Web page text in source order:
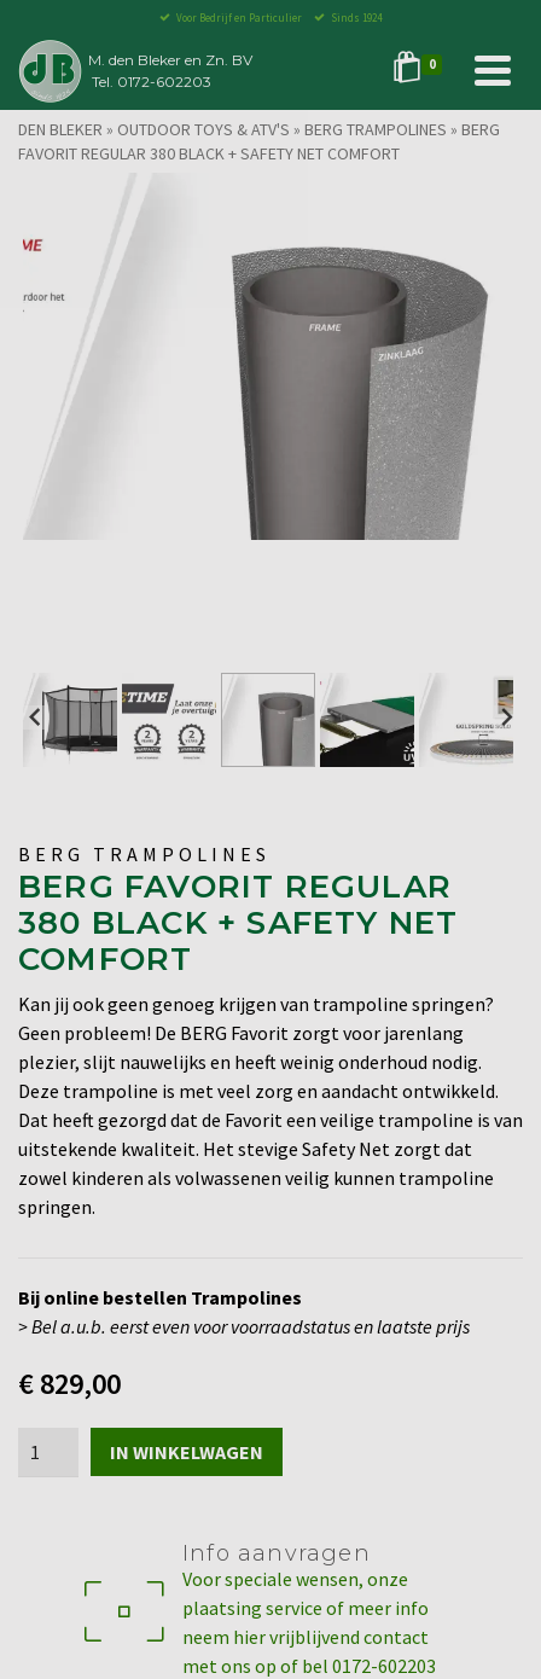
Voor Bedrijf en Particulier Sinds 1924
M. den Bleker en Zn. BV
Tel. 0172-602203
0
DEN BLEKER » OUTDOOR TOYS & ATV'S » BERG TRAMPOLINES » BERG
FAVORIT REGULAR 380 BLACK + SAFETY NET COMFORT
BERG TRAMPOLINES
BERG FAVORIT REGULAR
380 BLACK + SAFETY NET
COMFORT
Kan jij ook geen genoeg krijgen van trampoline springen?
Geen probleem! De BERG Favorit zorgt voor jarenlang
plezier, slijt nauwelijks en heeft weinig onderhoud nodig.
Deze trampoline is met veel zorg en aandacht ontwikkeld.
Dat heeft gezorgd dat de Favorit een veilige trampoline is van
uitstekende kwaliteit. Het stevige Safety Net zorgt dat
zowel kinderen als volwassenen veilig kunnen trampoline
springen.
Bij online bestellen Trampolines
> Bel a.u.b. eerst even voor voorraadstatus en laatste prijs
€829,00
BERG
IN WINKELWAGEN
Info aanvragen
Voor speciale wensen, onze
plaatsing service of meer info
neem hier vrijblijvend contact
met ons op of bel 0172-602203